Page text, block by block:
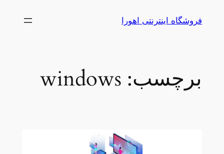
فروشگاه اینترنتی اهورا
برچسب: windows